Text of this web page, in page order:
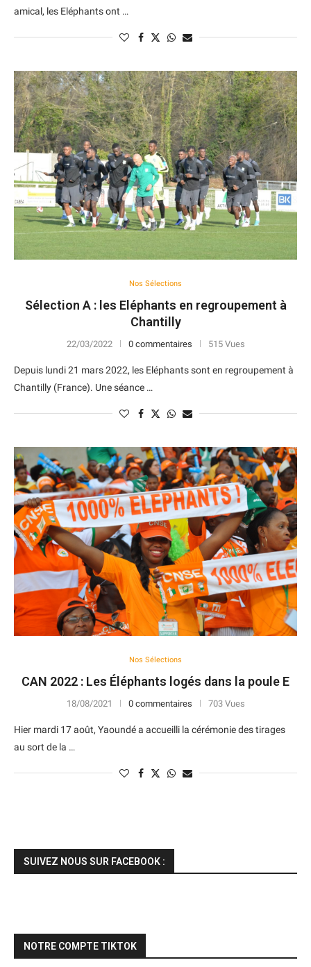
amical, les Eléphants ont …
Nos Sélections
Sélection A : les Eléphants en regroupement à
Chantilly
22/03/2022 0 commentaires 515 Vues
Depuis lundi 21 mars 2022, les Eléphants sont en regroupement à
Chantilly (France). Une séance …
Nos Sélections
CAN 2022 : Les Éléphants logés dans la poule E
18/08/2021 0 commentaires 703 Vues
Hier mardi 17 août, Yaoundé a accueilli la cérémonie des tirages
au sort de la …
SUIVEZ NOUS SUR FACEBOOK :
NOTRE COMPTE TIKTOK